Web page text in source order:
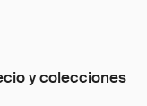
y colecciones